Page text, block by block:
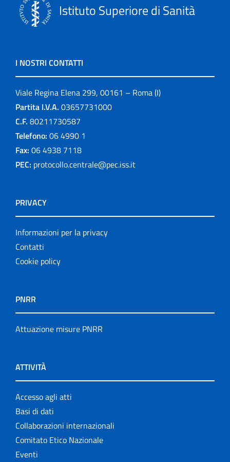
Istituto Superiore di Sanità
I NOSTRI CONTATTI
Viale Regina Elena 299, 00161 – Roma (I)
Partita I.V.A. 03657731000
C.F. 80211730587
Telefono: 06 4990 1
Fax: 06 4938 7118
PEC: protocollo.centrale@pec.iss.it
PRIVACY
Informazioni per la privacy
Contatti
Cookie policy
PNRR
Attuazione misure PNRR
ATTIVITÀ
Accesso agli atti
Basi di dati
Collaborazioni internazionali
Comitato Etico Nazionale
Eventi